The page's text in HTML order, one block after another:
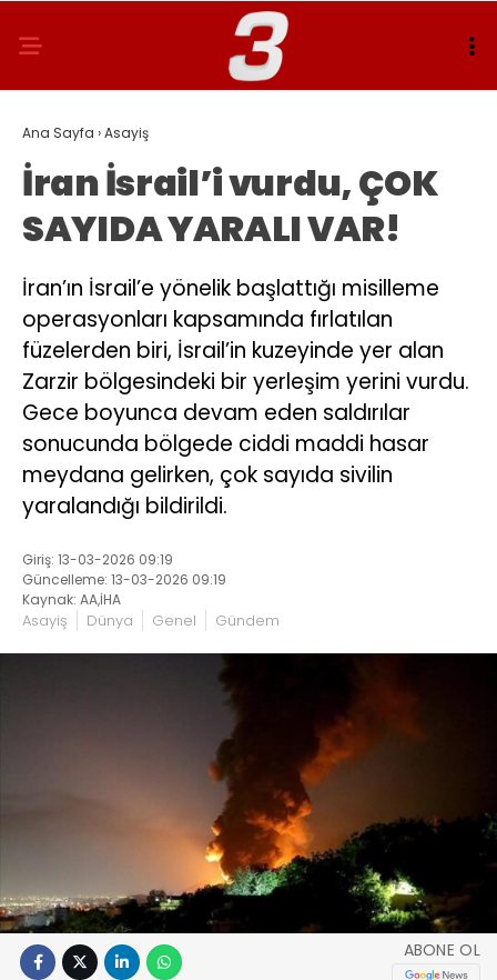
Ana Sayfa ›Asayiş
İran İsrail’i vurdu, ÇOK
SAYIDA YARALI VAR!
İran’ın İsrail’e yönelik başlattığı misilleme
operasyonları kapsamında fırlatılan
füzelerden biri, İsrail’in kuzeyinde yer alan
Zarzir bölgesindeki bir yerleşim yerini vurdu.
Gece boyunca devam eden saldırılar
sonucunda bölgede ciddi maddi hasar
meydana gelirken, çok sayıda sivilin
yaralandığı bildirildi.
Giriş: 13-03-2026 09:19
Güncelleme: 13-03-2026 09:19
Kaynak: AA,İHA
Asayiş Dünya Genel Gündem
ABONE OL